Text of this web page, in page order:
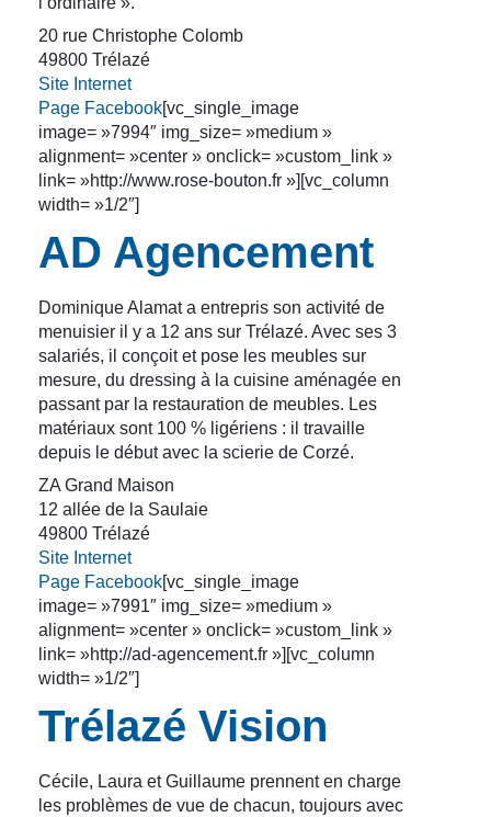
20 rue Christophe Colomb
49800 Trélazé
Site Internet
Page Facebook[vc_single_image
image= »7994″ img_size= »medium »
alignment= »center » onclick= »custom_link »
link= »http://www.rose-bouton.fr »][vc_column
width= »1/2″]
AD Agencement
Dominique Alamat a entrepris son activité de
menuisier il y a 12 ans sur Trélazé. Avec ses 3
salariés, il conçoit et pose les meubles sur
mesure, du dressing à la cuisine aménagée en
passant par la restauration de meubles. Les
matériaux sont 100 % ligériens : il travaille
depuis le début avec la scierie de Corzé.
ZA Grand Maison
12 allée de la Saulaie
49800 Trélazé
Site Internet
Page Facebook[vc_single_image
image= »7991″ img_size= »medium »
alignment= »center » onclick= »custom_link »
link= »http://ad-agencement.fr »][vc_column
width= »1/2″]
Trélazé Vision
Cécile, Laura et Guillaume prennent en charge
les problèmes de vue de chacun, toujours avec